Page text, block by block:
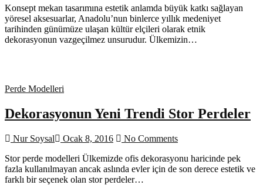
Konsept mekan tasarımına estetik anlamda büyük katkı sağlayan
yöresel aksesuarlar, Anadolu’nun binlerce yıllık medeniyet
tarihinden günümüze ulaşan kültür elçileri olarak etnik
dekorasyonun vazgeçilmez unsurudur. Ülkemizin…
Perde Modelleri
Dekorasyonun Yeni Trendi Stor Perdeler
Nur Soysal Ocak 8, 2016
No Comments
Stor perde modelleri Ülkemizde ofis dekorasyonu haricinde pek
fazla kullanılmayan ancak aslında evler için de son derece estetik ve
farklı bir seçenek olan stor perdeler…